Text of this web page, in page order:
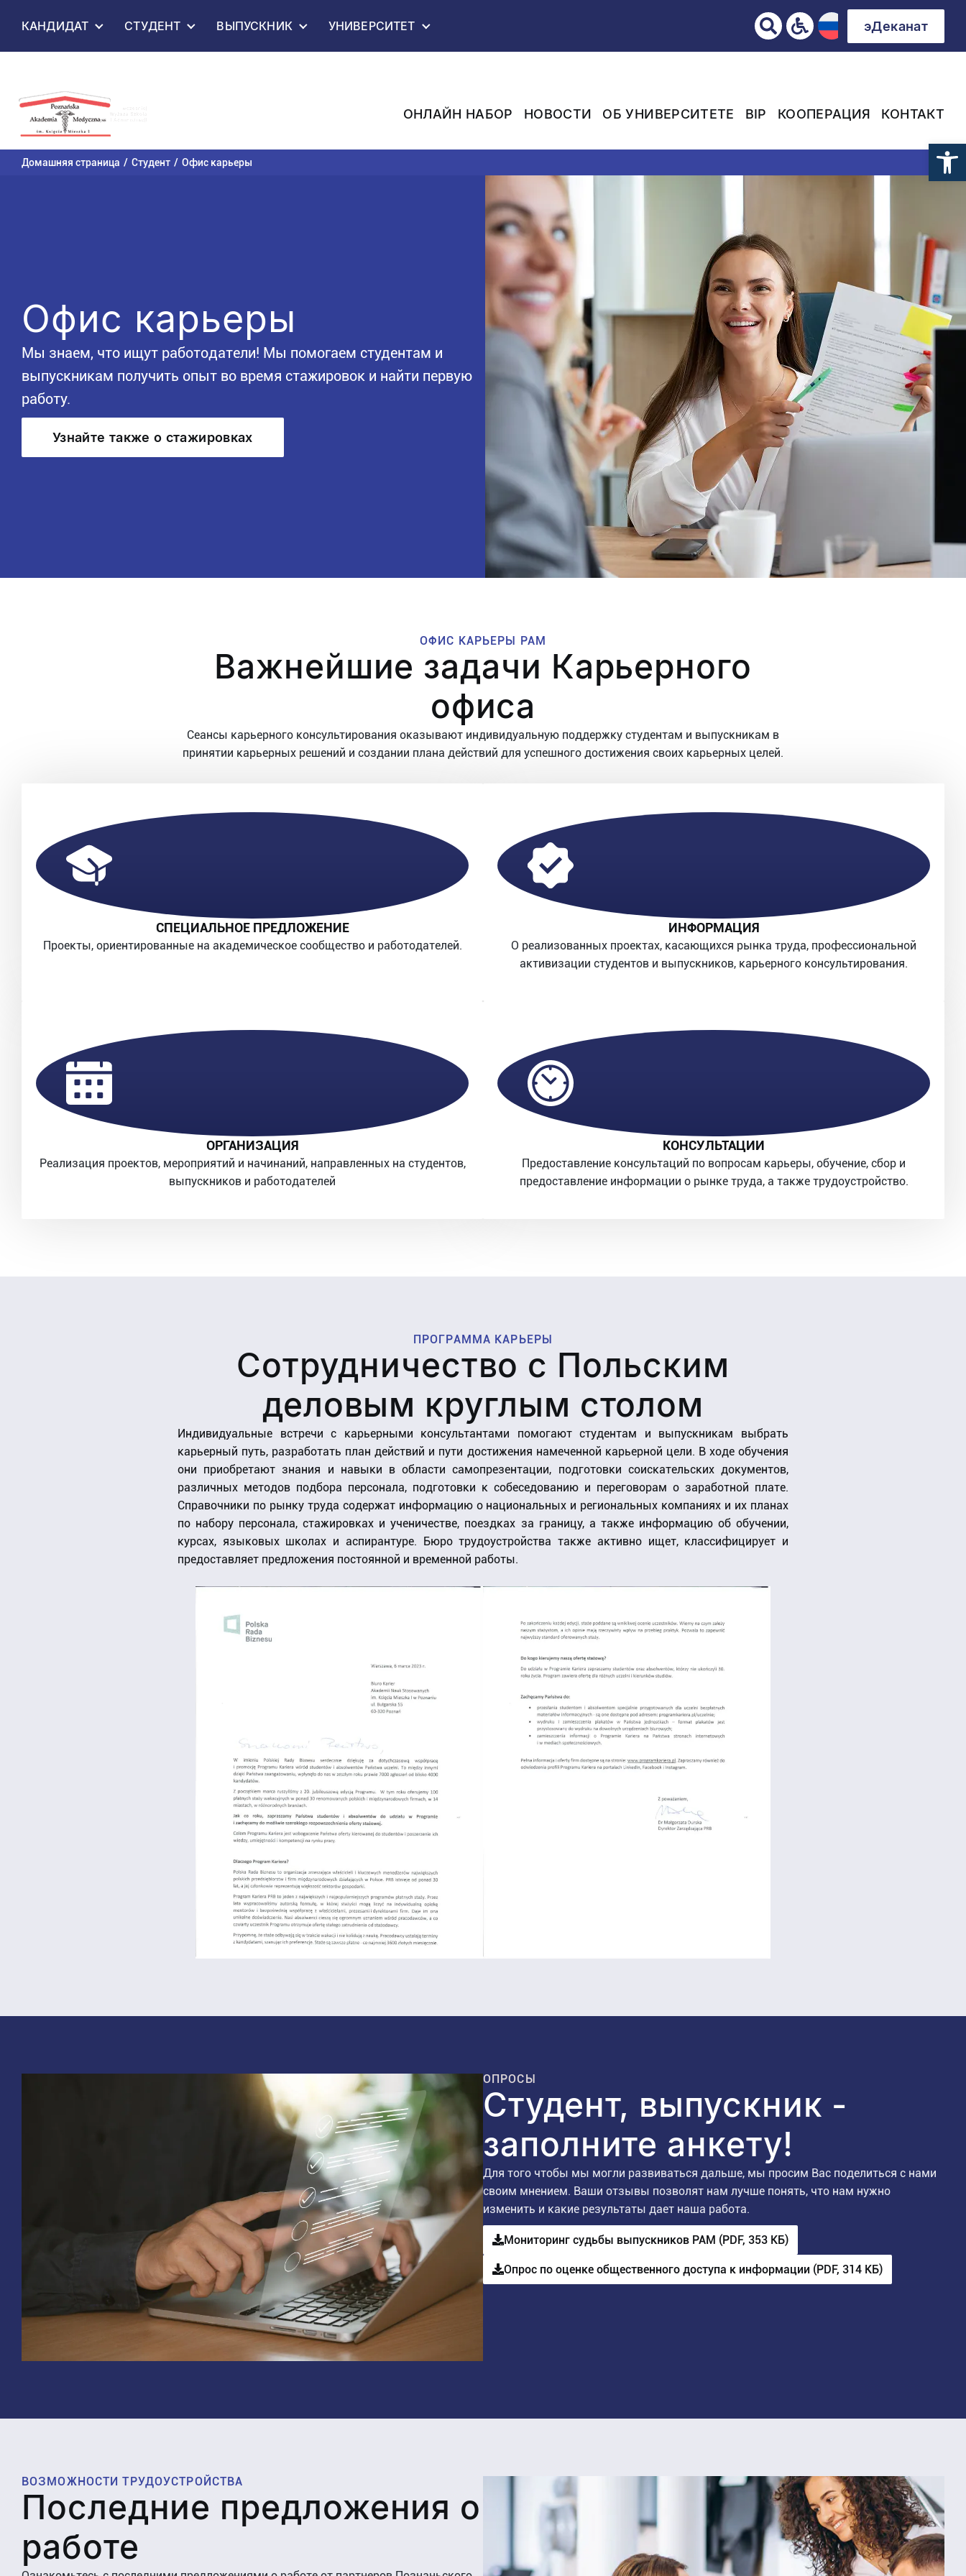
Перейти к
КАНДИДАТ СТУДЕНТ ВЫПУСКНИК УНИВЕРСИТЕТ эДеканат
ОНЛАЙН НАБОР НОВОСТИ ОБ УНИВЕРСИТЕТЕ BIP КООПЕРАЦИЯ КОНТАКТ
Домашняя страница Студент Офис карьеры
Офис карьеры
Мы знаем, что ищут работодатели! Мы помогаем студентам и
выпускникам получить опыт во время стажировок и найти первую
работу.
Узнайте также о стажировках
ОФИС КАРЬЕРЫ PAM
Важнейшие задачи Карьерного
офиса
Сеансы карьерного консультирования оказывают индивидуальную поддержку студентам и выпускникам в
принятии карьерных решений и создании плана действий для успешного достижения своих карьерных целей.
СПЕЦИАЛЬНОЕ ПРЕДЛОЖЕНИЕ
Проекты, ориентированные на академическое сообщество и работодателей.
ИНФОРМАЦИЯ
О реализованных проектах, касающихся рынка труда, профессиональной
активизации студентов и выпускников, карьерного консультирования.
ОРГАНИЗАЦИЯ
Реализация проектов, мероприятий и начинаний, направленных на студентов,
выпускников и работодателей
КОНСУЛЬТАЦИИ
Предоставление консультаций по вопросам карьеры, обучение, сбор и
предоставление информации о рынке труда, а также трудоустройство.
ПРОГРАММА КАРЬЕРЫ
Сотрудничество с Польским
деловым круглым столом
Индивидуальные встречи с карьерными консультантами помогают студентам и выпускникам выбрать
карьерный путь, разработать план действий и пути достижения намеченной карьерной цели. В ходе обучения
они приобретают знания и навыки в области самопрезентации, подготовки соискательских документов,
различных методов подбора персонала, подготовки к собеседованию и переговорам о заработной плате.
Справочники по рынку труда содержат информацию о национальных и региональных компаниях и их планах
по набору персонала, стажировках и ученичестве, поездках за границу, а также информацию об обучении,
курсах, языковых школах и аспирантуре. Бюро трудоустройства также активно ищет, классифицирует и
предоставляет предложения постоянной и временной работы.
ОПРОСЫ
Студент, выпускник -
заполните анкету!
Для того чтобы мы могли развиваться дальше, мы просим Вас поделиться с нами
своим мнением. Ваши отзывы позволят нам лучше понять, что нам нужно
изменить и какие результаты дает наша работа.
Мониторинг судьбы выпускников PAM (PDF, 353 КБ)
Опрос по оценке общественного доступа к информации (PDF, 314 КБ)
ВОЗМОЖНОСТИ ТРУДОУСТРОЙСТВА
Последние предложения о
работе